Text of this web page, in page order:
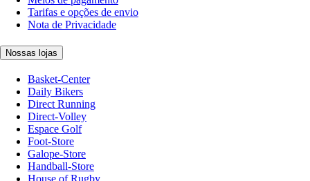
Tarifas e opções de envio
Nota de Privacidade
Nossas lojas
Basket-Center
Daily Bikers
Direct Running
Direct-Volley
Espace Golf
Foot-Store
Galope-Store
Handball-Store
House of Rugby